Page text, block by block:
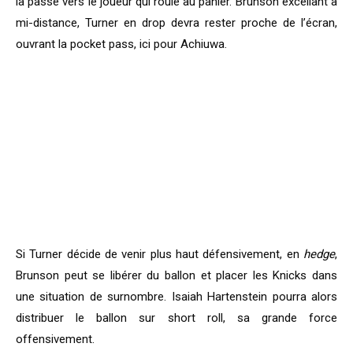
mi-distance, Turner en drop devra rester proche de l’écran,
ouvrant la pocket pass, ici pour Achiuwa.
Si Turner décide de venir plus haut défensivement, en hedge,
Brunson peut se libérer du ballon et placer les Knicks dans
une situation de surnombre. Isaiah Hartenstein pourra alors
distribuer le ballon sur short roll, sa grande force
offensivement.